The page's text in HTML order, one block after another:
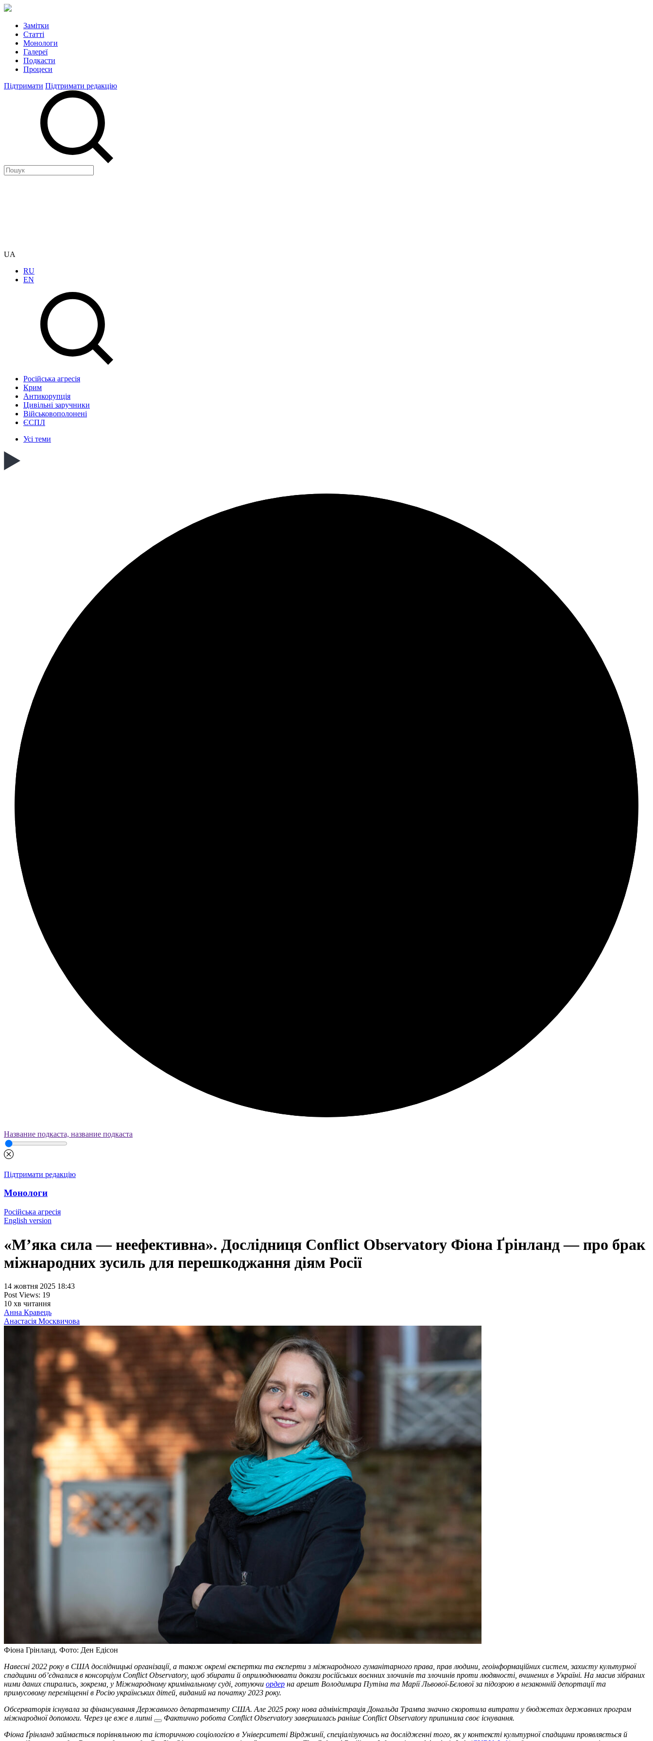
Замітки
Статті
Монологи
Галереї
Подкасти
Процеси
Підтримати Підтримати редакцію
UA
RU
EN
Російська агресія
Крим
Антикорупція
Цивільні заручники
Військовополонені
ЄСПЛ
Усі теми
Название подкаста, название подкаста
Підтримати редакцію
Монологи
Російська агресія
English version
«М’яка сила — неефективна». Дослідниця Conflict Observatory Фіона Ґрінланд — про брак
міжнародних зусиль для перешкоджання діям Росії
14 жовтня 2025 18:43
Post Views: 19
10 хв читання
Анна Кравець
Анастасія Москвичова
Фіона Грінланд. Фото: Ден Едісон
Навесні 2022 року в США дослідницькі організації, а також окремі експертки та експерти з міжнародного гуманітарного права, прав людини, геоінформаційних систем, захисту культурної
спадщини об’єдналися в консорціум Conflict Observatory, щоб збирати й оприлюднювати докази російських воєнних злочинів та злочинів проти людяності, вчинених в Україні. На масив зібраних
ними даних спирались, зокрема, у Міжнародному кримінальному суді, готуючи ордер на арешт Володимира Путіна та Марії Львової-Бєловоїза підозрою в незаконній депортації та
примусовому переміщенні в Росію українських дітей , виданий на початку 2023 року.
Обсерваторія існувала за фінансування Державного департаменту США. Але 2025 року нова адміністрація Дональда Трампа значно скоротила витрати у бюджетах державних програм
міжнародної допомоги. Через це вже в липні Фактично робота Conflict Observatory завершилась раніше Conflict Observatory припинила своє існування.
Фіона Ґрінланд займається порівняльною та історичною соціологією в Університеті Вірджинії, спеціалізуючись на дослідженні того, як у контексті культурної спадщини проявляється й